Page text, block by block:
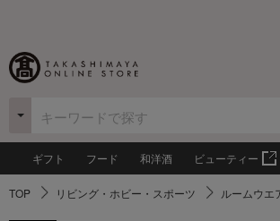
ギフト フード 和洋酒 ビューティー
TOP リビング・ホビー・スポーツ ルームウエ